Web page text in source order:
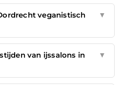
veganistisch
▼
van ijssalons in
▼